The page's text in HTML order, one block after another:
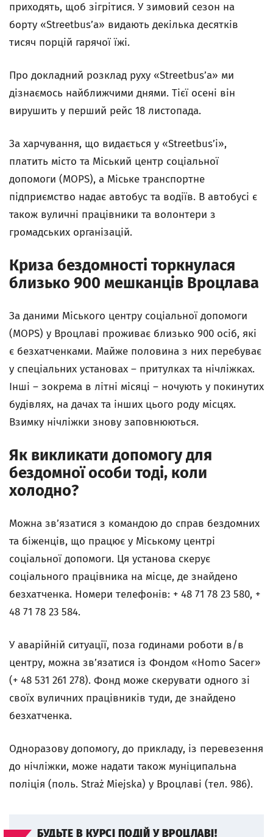
приходять, щоб зігрітися. У зимовий сезон на
борту «Streetbus’а» видають декілька десятків
тисяч порцій гарячої їжі.
Про докладний розклад руху «Streetbus’а» ми
дізнаємось найближчими днями. Тієї осені він
вирушить у перший рейс 18 листопада.
За харчування, що видається у «Streetbus’і»,
платить місто та Міський центр соціальної
допомоги (MOPS), а Міське транспортне
підприємство надає автобус та водіїв. В автобусі є
також вуличні працівники та волонтери з
громадських організацій.
Криза бездомності торкнулася
близько 900 мешканців Вроцлава
За даними Міського центру соціальної допомоги
(MOPS) у Вроцлаві проживає близько 900 осіб, які
є безхатченками. Майже половина з них перебуває
у спеціальних установах – притулках та нічліжках.
Інші – зокрема в літні місяці – ночують у покинутих
будівлях, на дачах та інших цього роду місцях.
Взимку нічліжки знову заповнюються.
Як викликати допомогу для
бездомної особи тоді, коли
холодно?
Можна зв’язатися з командою до справ бездомних
та біженців, що працює у Міському центрі
соціальної допомоги. Ця установа скерує
соціального працівника на місце, де знайдено
безхатченка. Номери телефонів: + 48 71 78 23 580, +
48 71 78 23 584.
У аварійній ситуації, поза годинами роботи в/в
центру, можна зв’язатися із Фондом «Homo Sacer»
(+ 48 531 261 278). Фонд може скерувати одного зі
своїх вуличних працівників туди, де знайдено
безхатченка.
Одноразову допомогу, до прикладу, із перевезення
до нічліжки, може надати також муніципальна
поліція (поль. Straż Miejska) у Вроцлаві (тел. 986).
БУДЬТЕ В КУРСІ ПОДІЙ У ВРОЦЛАВІ!